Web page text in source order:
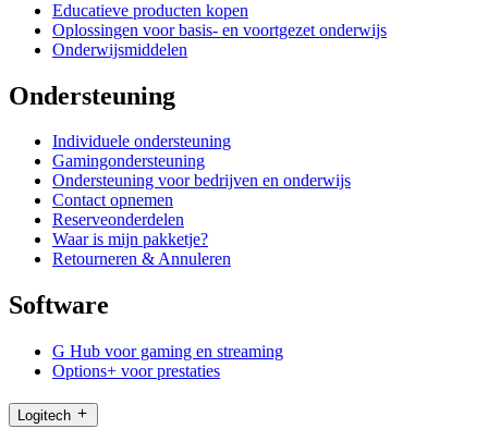
Educatieve producten kopen
Oplossingen voor basis- en voortgezet onderwijs
Onderwijsmiddelen
Ondersteuning
Individuele ondersteuning
Gamingondersteuning
Ondersteuning voor bedrijven en onderwijs
Contact opnemen
Reserveonderdelen
Waar is mijn pakketje?
Retourneren & Annuleren
Software
G Hub voor gaming en streaming
Options+ voor prestaties
Logitech